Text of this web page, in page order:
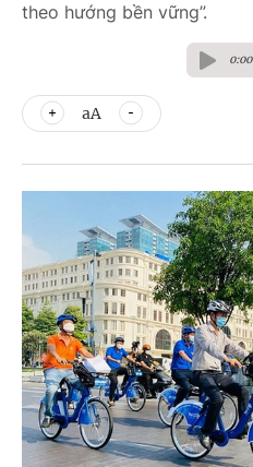
theo hướng bền vững”.
0:00
aA